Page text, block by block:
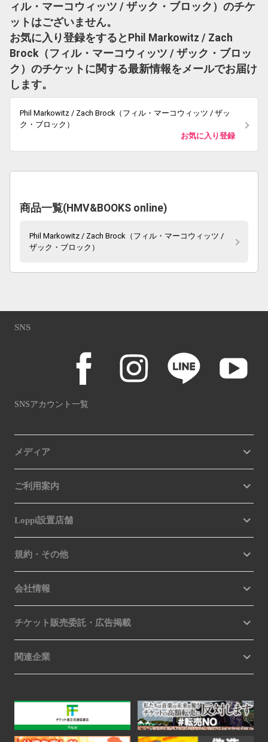
ィル・マーコウィッツ / ザック・ブロック）のチケ
ットはございません。
お気に入り登録をするとPhil Markowitz / Zach
Brock（フィル・マーコウィッツ / ザック・ブロッ
ク）のチケットに関する最新情報をメールでお届け
します。
Phil Markowitz / Zach Brock（フィル・マーコウィッツ / ザッ
ク・ブロック）
お気に入り登録
商品一覧(HMV&BOOKS online)
Phil Markowitz / Zach Brock（フィル・マーコウィッツ /
ザック・ブロック）
SNS
SNSアカウント一覧
メディア
ご利用案内
Loppi設置店舗
規約・その他
会社情報
チケット販売委託・広告掲載
関連企業